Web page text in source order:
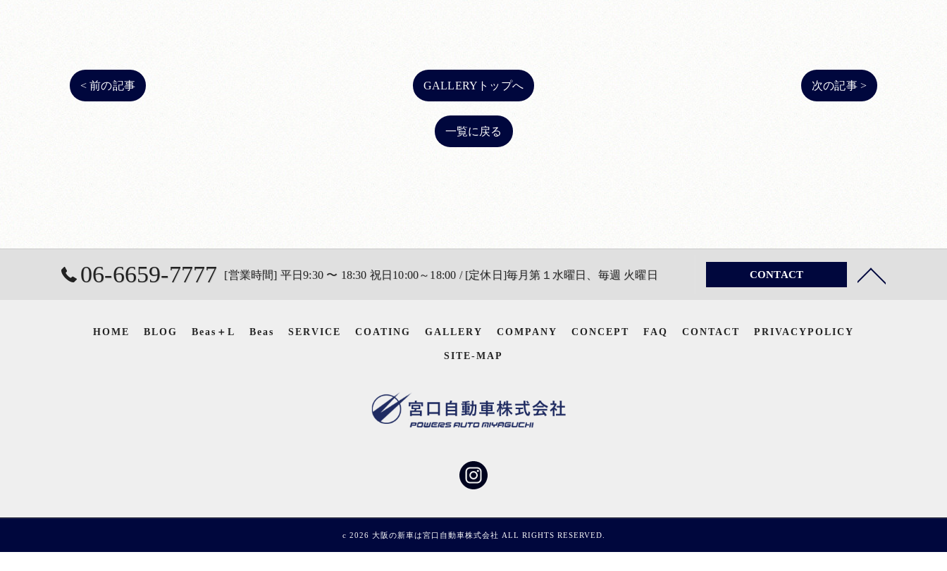
< 前の記事 GALLERYトップへ 次の記事 >
一覧に戻る
06-6659-7777 [営業時間] 平日9:30 〜 18:30 祝日10:00～18:00 / [定休日]毎月第１水曜日、毎週 火曜日 CONTACT
HOME BLOG Beas＋L Beas SERVICE COATING GALLERY COMPANY CONCEPT FAQ CONTACT PRIVACYPOLICY
SITE-MAP
c 2026 大阪の新車は宮口自動車株式会社 ALL RIGHTS RESERVED.